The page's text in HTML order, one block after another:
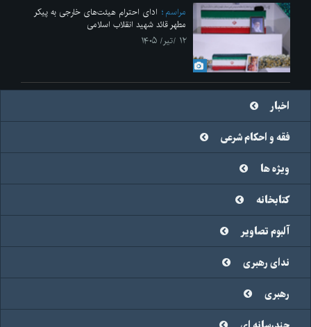
مراسم
ادای احترام هیئت‌های خارجی به پیکر
مطهر قائد شهید انقلاب اسلامی
۱۲ /تیر/ ۱۴۰۵
اخبار
فقه و احکام شرعی
ویژه ها
کتابخانه
آلبوم تصاویر
ندای رهبری
رهبری